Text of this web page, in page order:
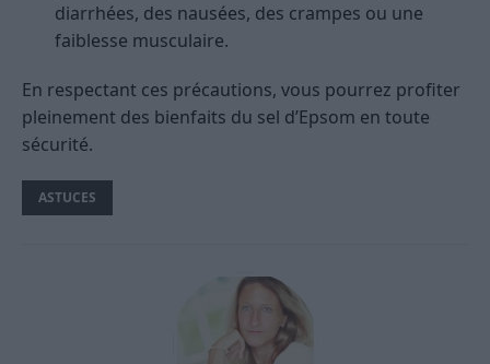
diarrhées, des nausées, des crampes ou une
faiblesse musculaire.
En respectant ces précautions, vous pourrez profiter
pleinement des bienfaits du sel d’Epsom en toute
sécurité.
ASTUCES